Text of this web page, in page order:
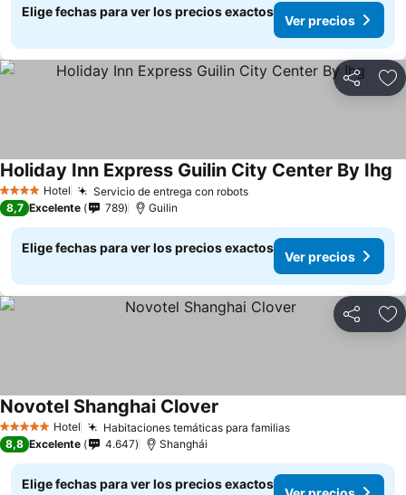
Elige fechas para ver los precios exactos
Ver precios
Compartir
4 EstrellasHotel Servicio de entrega con robots
Holiday Inn Express Guilin City Center By Ihg
8,7 Excelente 789 Guilin
Elige fechas para ver los precios exactos
Ver precios
Compartir
5 Estrellas Hotel Habitaciones temáticas para familias
Novotel Shanghai Clover
8,8 Excelente 4.647 Shanghái
Elige fechas para ver los precios exactos